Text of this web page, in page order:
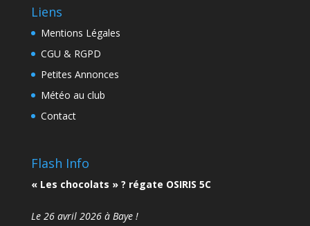
Liens
Mentions Légales
CGU & RGPD
Petites Annonces
Météo au club
Contact
Flash Info
« Les chocolats » ? régate OSIRIS 5C
Le 26 avril 2026 à Baye !